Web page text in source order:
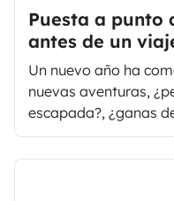
Puesta a punto
antes de un
Un nuevo año ha
nuevas aventuras,
escapada?, ¿ganas
pilas después de las
una autocaravana o